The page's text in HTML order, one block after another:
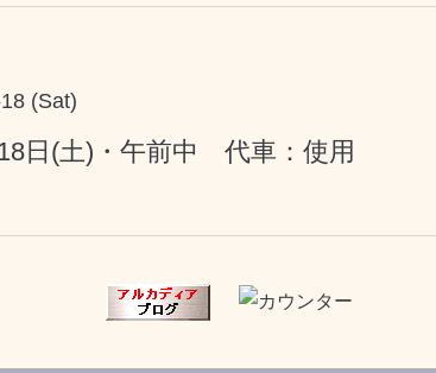
(Sat)
日(土)・午前中 代車：使用